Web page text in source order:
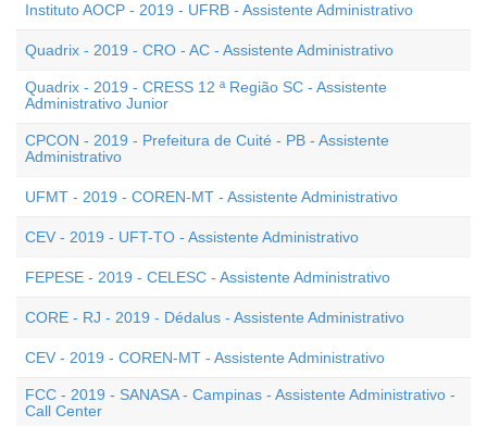
Instituto AOCP - 2019 - UFRB - Assistente Administrativo
Quadrix - 2019 - CRO - AC - Assistente Administrativo
Quadrix - 2019 - CRESS 12 ª Região SC - Assistente
Administrativo Junior
CPCON - 2019 - Prefeitura de Cuité - PB - Assistente
Administrativo
UFMT - 2019 - COREN-MT - Assistente Administrativo
CEV - 2019 - UFT-TO - Assistente Administrativo
FEPESE - 2019 - CELESC - Assistente Administrativo
CORE - RJ - 2019 - Dédalus - Assistente Administrativo
CEV - 2019 - COREN-MT - Assistente Administrativo
FCC - 2019 - SANASA - Campinas - Assistente Administrativo -
Call Center